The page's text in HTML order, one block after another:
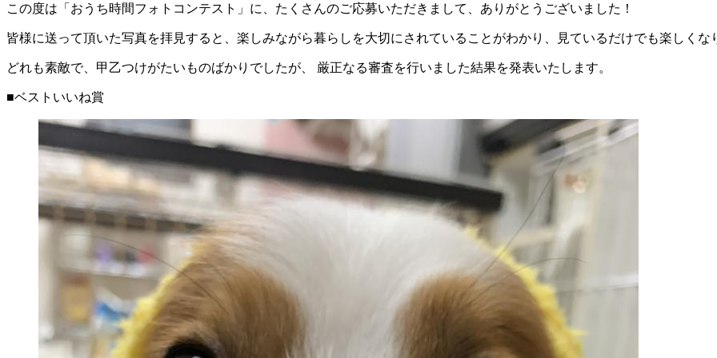
この度は「おうち時間フォトコンテスト」に、たくさんのご応募いただきまして、ありがとうございました！
皆様に送って頂いた写真を拝見すると、楽しみながら暮らしを大切にされていることがわかり、見ているだけでも楽しくな
どれも素敵で、甲乙つけがたいものばかりでしたが、 厳正なる審査を行いました結果を発表いたします。
■ベストいいね賞